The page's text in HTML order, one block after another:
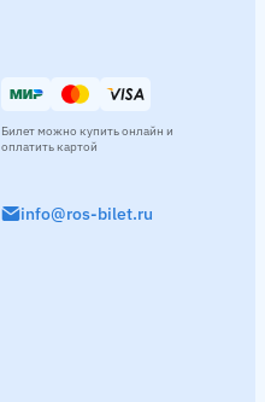
info@ros-bilet.ru
Билет можно купить онлайн и
оплатить картой